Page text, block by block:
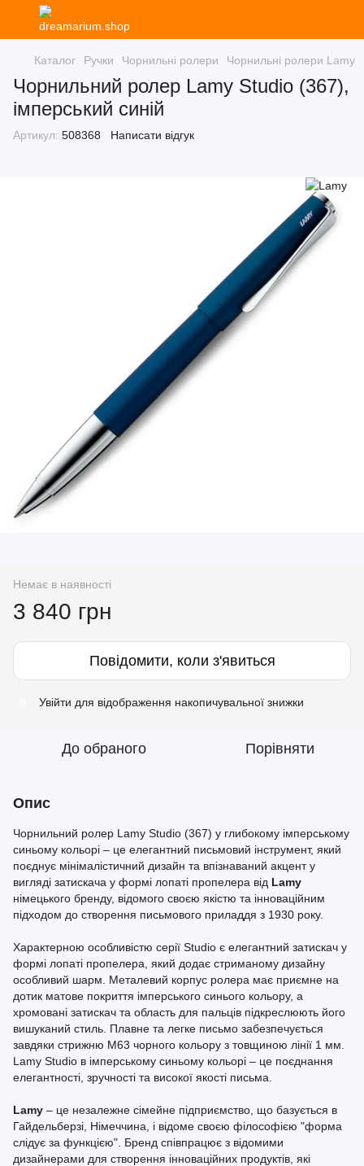
Каталог Ручки Чорнильні ролери Чорнильні ролери Lamy
Чорнильний ролер Lamy Studio (367),
імперський синій
Артикул: 508368 Написати відгук
Немає в наявності
3 840 грн
Повідомити, коли з'явиться
Увійти для відображення накопичувальної знижки
До обраного Порівняти
Опис
Чорнильний ролер Lamy Studio (367) у глибокому імперському
синьому кольорі – це елегантний письмовий інструмент, який
поєднує мінімалістичний дизайн та впізнаваний акцент у
вигляді затискача у формі лопаті пропелера від Lamy
німецького бренду, відомого своєю якістю та інноваційним
підходом до створення письмового приладдя з 1930 року.
Характерною особливістю серії Studio є елегантний затискач у
формі лопаті пропелера, який додає стриманому дизайну
особливий шарм. Металевий корпус ролера має приємне на
дотик матове покриття імперського синього кольору, а
хромовані затискач та область для пальців підкреслюють його
вишуканий стиль. Плавне та легке письмо забезпечується
завдяки стрижню М63 чорного кольору з товщиною лінії 1 мм.
Lamy Studio в імперському синьому кольорі – це поєднання
елегантності, зручності та високої якості письма.
Lamy – це незалежне сімейне підприємство, що базується в
Гайдельберзі, Німеччина, і відоме своєю філософією "форма
слідує за функцією". Бренд співпрацює з відомими
дизайнерами для створення інноваційних продуктів, які